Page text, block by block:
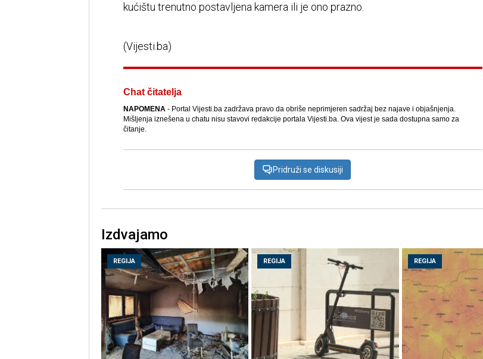
kućištu trenutno postavljena kamera ili je ono prazno.
(Vijesti.ba)
Chat čitatelja
NAPOMENA- Portal Vijesti.ba zadržava pravo da obriše neprimjeren sadržaj bez najave i objašnjenja.
Mišljenja iznešena u chatu nisu stavovi redakcije portala Vijesti.ba. Ova vijest je sada dostupna samo za
čitanje.
Pridruži se diskusiji
Izdvajamo
REGIJA REGIJA REGIJA